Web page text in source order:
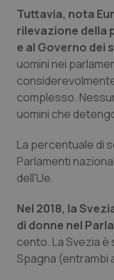
Liguria
Lombardia
Marche
Molise
Piemonte
Provincia
Puglia
Disturbi
Dolore
Donna &
Epatiti
HIV
Ipertensione
Malattie rare
Tuttavia, nota
rilevazione della
e al Governo dei
uomini nei
complesso.
uomini che
La percentuale di
Parlamenti
dell'Ue.
Nel 2018, la
di donne nel
cento. La Svezia è
Spagna (entrambi